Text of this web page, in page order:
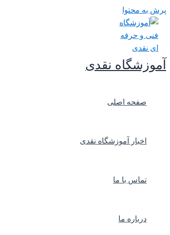
پرش به محتوا
آموزشگاه نقدی
صفحه اصلی
اخبار آموزشگاه نقدی
تماس با ما
درباره ما